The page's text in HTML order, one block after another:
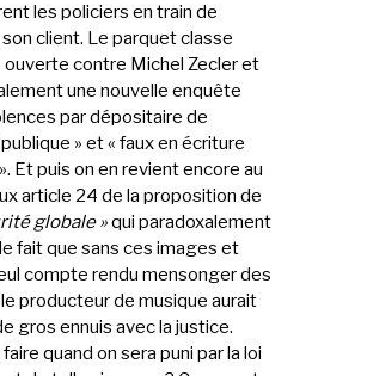
les policiers en train de
client. Le parquet classe
ouverte contre Michel Zecler et
une nouvelle enquête
par dépositaire de
» et « faux en écriture
Et puis on en revient encore au
article 24 de la proposition de
globale »qui paradoxalement
fait que sans ces images et
compte rendu mensonger des
producteur de musique aurait
gros ennuis avec la justice.
quand on sera puni par la loi